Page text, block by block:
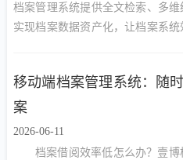
档案管理系统提供全文检索、多
实现档案数据资产化，让档案系统
移动端档案管理系统：随
案
2026-06-11
档案借阅效率低怎么办？壹